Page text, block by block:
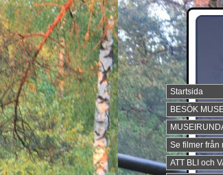
Startsida
BESÖK
Se filmer från
ATT BLI och